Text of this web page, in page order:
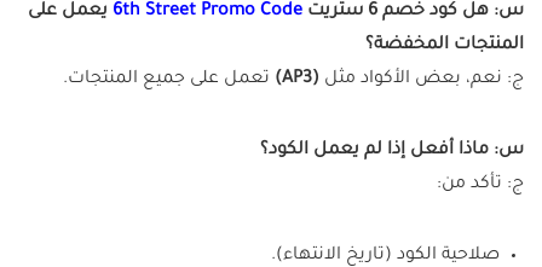
س: هل كود خصم 6 ستريت 6th Street Promo Code يعمل على
المنتجات المخفضة؟
ج: نعم، بعض الأكواد مثل (AP3) تعمل على جميع المنتجات.
س: ماذا أفعل إذا لم يعمل الكود؟
ج: تأكد من:
صلاحية الكود (تاريخ الانتهاء).